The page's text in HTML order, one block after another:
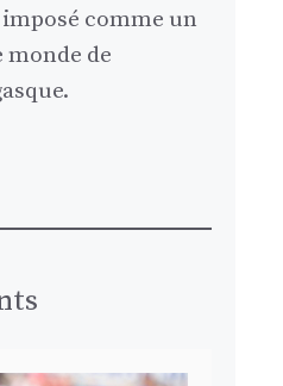
imposé comme un
monde de